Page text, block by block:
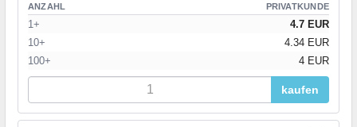
ANZAHL PRIVATKUNDE
1+
4.7 EUR
10+
4.34 EUR
100+
4 EUR
kaufen